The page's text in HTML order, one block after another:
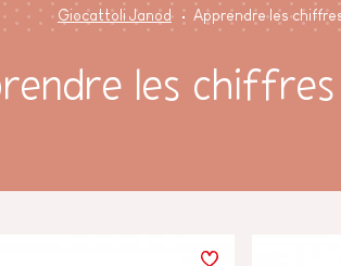
Giocattoli Janod Apprendre les
les